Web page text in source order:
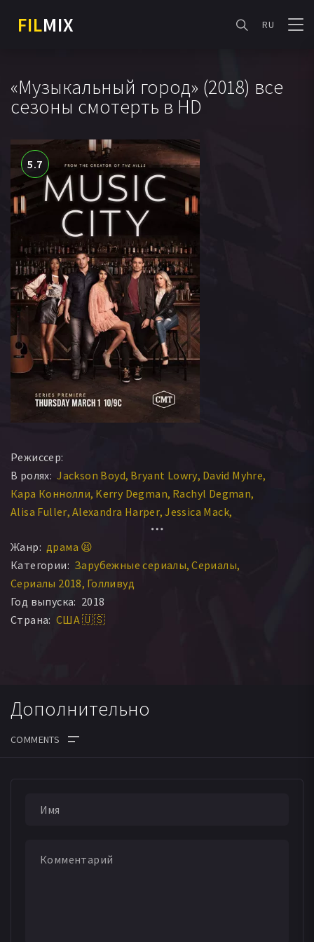
FILMIX RU
«Музыкальный город» (2018) все
сезоны смотерть в HD
5.7
Режиссер:
В ролях: Jackson Boyd Bryant Lowry David Myhre
Кара Коннолли Kerry Degman Rachyl Degman
Alisa Fuller Alexandra Harper Jessica Mack
Savana Hodge
Жанр: драма 😫
Категории: Зарубежные сериалы Сериалы
Сериалы 2018 Голливуд
Год выпуска: 2018
Страна: США 🇺🇸
Дополнительно